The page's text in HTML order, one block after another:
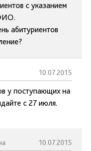
с указанием
абитуриентов
10.07.2015
у поступающих на
с 27 июля.
10.07.2015